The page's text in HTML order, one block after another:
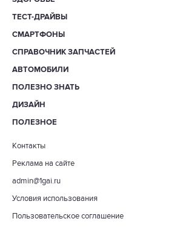
ТЕСТ-ДРАЙВЫ
СМАРТФОНЫ
СПРАВОЧНИК ЗАПЧАСТЕЙ
АВТОМОБИЛИ
ПОЛЕЗНО ЗНАТЬ
ДИЗАЙН
ПОЛЕЗНОЕ
Контакты
Реклама на сайте
admin@1gai.ru
Условия использования
Пользовательское соглашение